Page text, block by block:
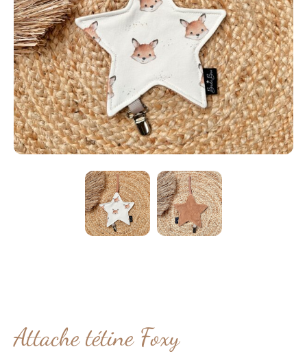
Attache tétine Foxy